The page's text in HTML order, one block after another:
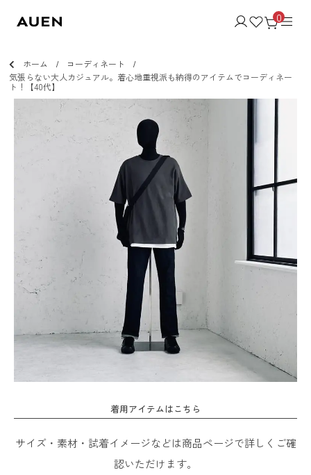
0
ホーム
コーディネート
気張らない大人カジュアル。着心地重視派も納得のアイテムでコーディネー
ト！【40代】
着用アイテムはこちら
サイズ・素材・試着イメージなどは商品ページで詳しくご確
認いただけます。